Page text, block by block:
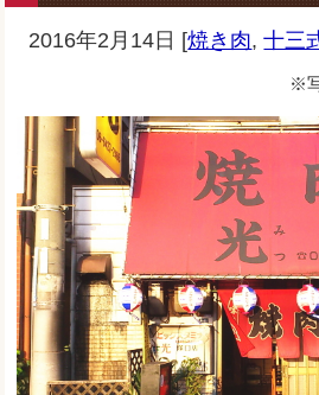
2016年2月14日 [焼き肉,十三
※